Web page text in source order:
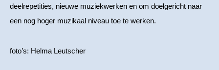
deelrepetities, nieuwe muziekwerken en om doelgericht naar
een nog hoger muzikaal niveau toe te werken.
foto’s: Helma Leutscher